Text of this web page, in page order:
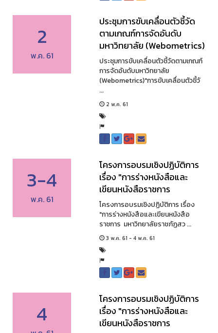
2
พ.ค. 61
ประชุมการขับเคลื่อนตัวชี้วัด
ตามเกณฑ์การจัดอันดับ
มหาวิทยาลัย (Webometrics)
ประชุมการขับเคลื่อนตัวชี้วัดตามเกณฑ์
การจัดอันดับมหาวิทยาลัย
(Webometrics)"การขับเคลื่อนตัวชี้วั
...
2 พ.ค. 61
3-4
พ.ค. 61
โครงการอบรมเชิงปฏิบัติการ
เรื่อง "การร่างหนังสือและ
เขียนหนังสือราชการ
โครงการอบรมเชิงปฏิบัติการ เรื่อง
"การร่างหนังสือและเขียนหนังสือ
ราชการ มหาวิทยาลัยราชภัฏสว ...
3 พ.ค. 61 - 4 พ.ค. 61
4
โครงการอบรมเชิงปฏิบัติการ
เรื่อง "การร่างหนังสือและ
เขียนหนังสือราชการ